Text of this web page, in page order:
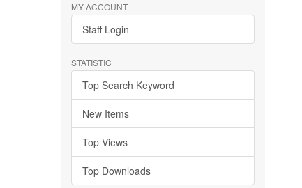
MY ACCOUNT
Staff Login
STATISTIC
Top Search Keyword
New Items
Top Views
Top Downloads